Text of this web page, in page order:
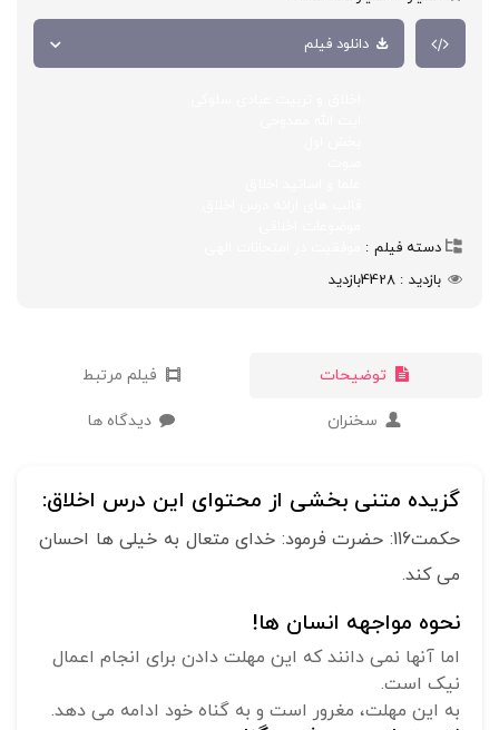
دانلود فیلم
دسته فیلم
بازدید
4428بازدید
توضیحات فیلم مرتبط
سخنران دیدگاه ها
گزیده متنی بخشی از محتوای این درس اخلاق:
حکمت116: حضرت فرمود: خدای متعال به خیلی ها احسان
می کند.
نحوه مواجهه انسان ها!
اما آنها نمی دانند که این مهلت دادن برای انجام اعمال
نیک است.
به این مهلت، مغرور است و به گناه خود ادامه می دهد.